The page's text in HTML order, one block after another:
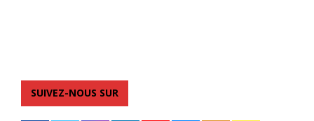
SUIVEZ-NOUS SUR